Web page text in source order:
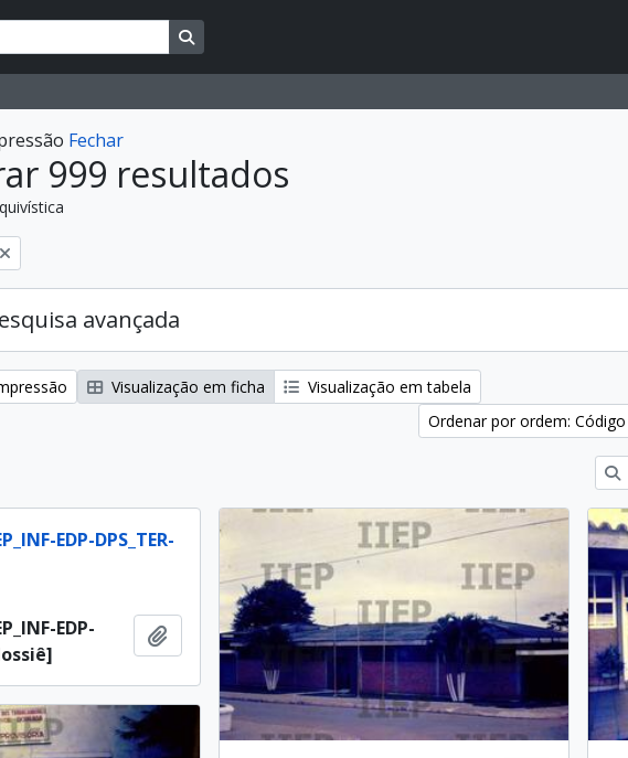
Busque na página de navegação
Fechar
999 resultados
avançada
Visualização em ficha
Visualização em tabela
Ordenar por ordem:
EDP-DPS_TER-
EDP-
Adicionar à área de transferência